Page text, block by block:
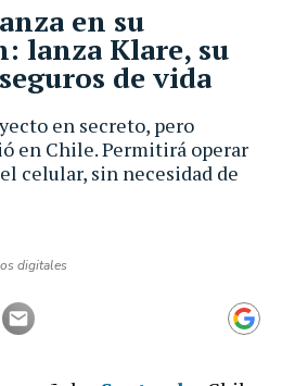
en secreto, pero
en Chile. Permitirá operar
celular, sin necesidad de
digitales
en su
lanza Klare, su
de vida